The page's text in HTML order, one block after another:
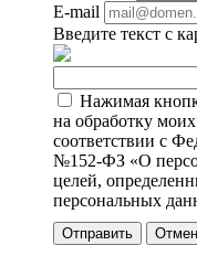
E-mail
Введите текст с
Нажимая
на обработку
соответствии с
№152-ФЗ «О
целей,
персональных